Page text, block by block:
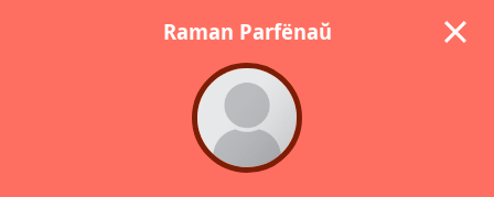
Raman Parfёnaŭ